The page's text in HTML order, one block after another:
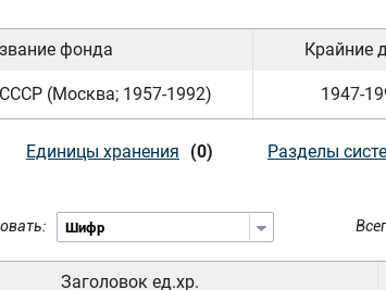
фонда Крайние
(Москва; 1957-1992) 1947-
Единицы хранения (0)
Разделы
Заголовок ед.хр.